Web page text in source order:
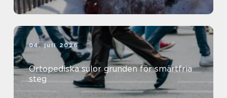
04. juli 2026
Ortopediska sulor grunden för smärtfria
steg